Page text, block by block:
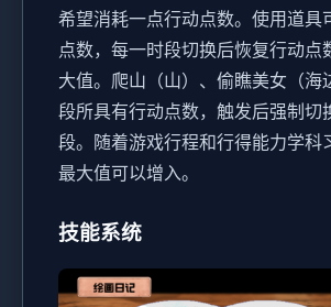
希望消耗一点行动点数。 使用道具
点数，每一时段切换后恢复行动点
大值。 爬山（山）、偷瞧美女（海
段所具有行动点数，触发后强制切
段。 随着游戏行程和行得能力学科
最大值可以增入。
技能系统